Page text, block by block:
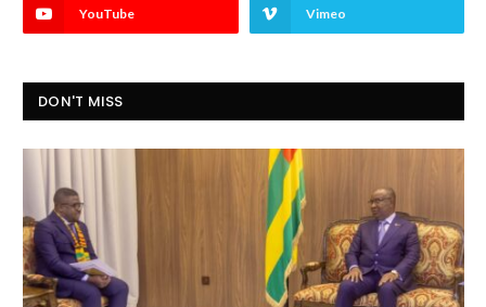
YouTube Vimeo
DON'T MISS